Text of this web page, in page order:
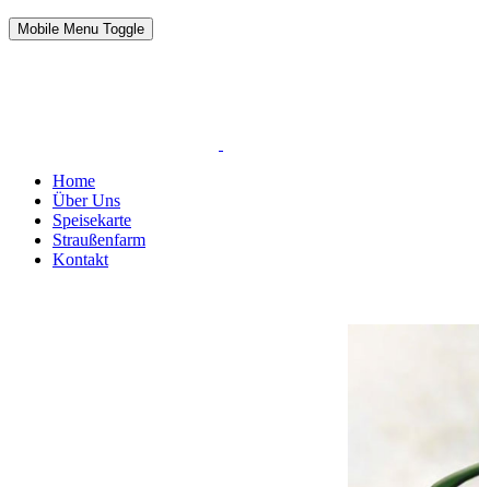
Mobile Menu Toggle
Home
Über Uns
Speisekarte
Straußenfarm
Kontakt